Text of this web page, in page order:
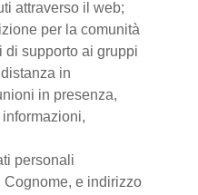
attraverso il web;
per la comunità
supporto ai gruppi
in
in presenza,
personali
e indirizzo